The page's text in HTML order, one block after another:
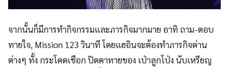
จากนั้นก็มีการทำกิจกรรมและภารกิจมากมาย อาทิ ถาม-ตอบ
ทายใจ, Mission 123 วินาที โดยแฮอินจะต้องทำภารกิจด่าน
ต่างๆ ทั้ง กระโดดเชือก ปิดตาทายของ เป่าลูกโป่ง นับเหรียญ